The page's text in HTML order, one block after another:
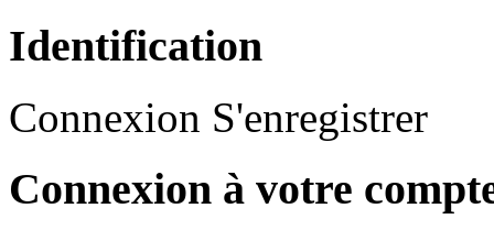
Identification
Connexion S'enregistrer
Connexion à votre